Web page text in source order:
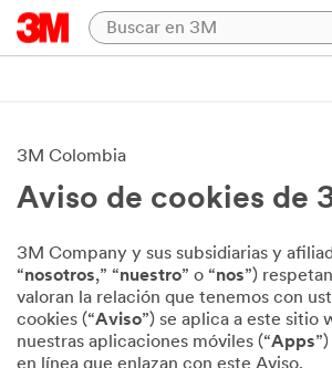
3M Colombia
Aviso de cookies de
3M Company y sus subsidiarias y
“nosotros,” “nuestro” o “nos”)
valoran la relación que tenemos con
cookies (“Aviso”) se aplica a este sitio
nuestras aplicaciones móviles (“Apps